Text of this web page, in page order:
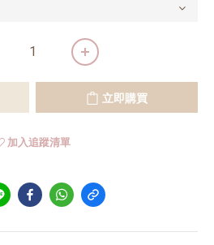
立即購買
加入追蹤清單